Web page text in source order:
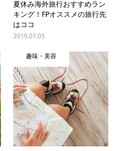
夏休み海外旅行おすすめラン
キング！FPオススメの旅行先
はココ
2019.07.05
趣味・美容